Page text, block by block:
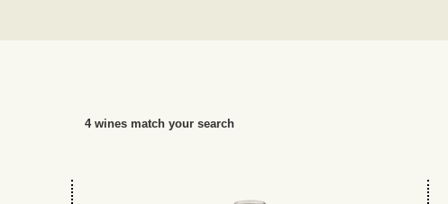
4 wines match your search